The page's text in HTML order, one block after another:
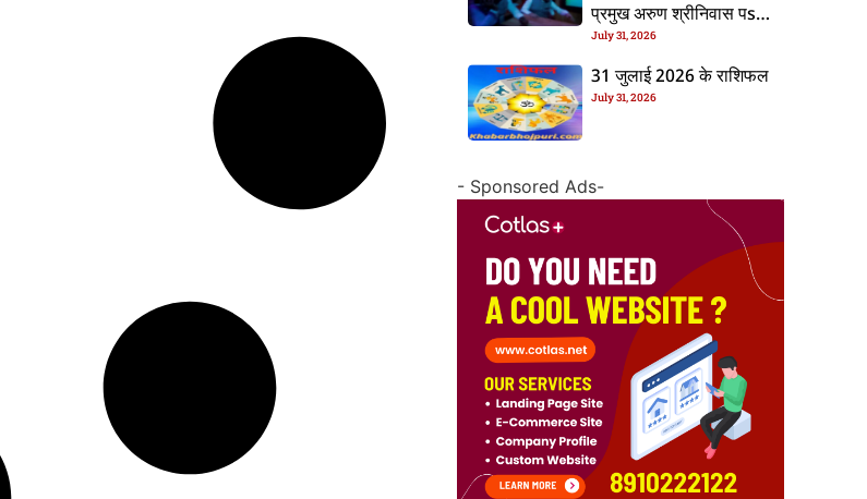
प्रमुख अरुण श्रीनिवास पs
एफआईआर, जानीं पूरा ममिला
July 31, 2026
31 जुलाई 2026 के राशिफल
July 31, 2026
- Sponsored Ads-